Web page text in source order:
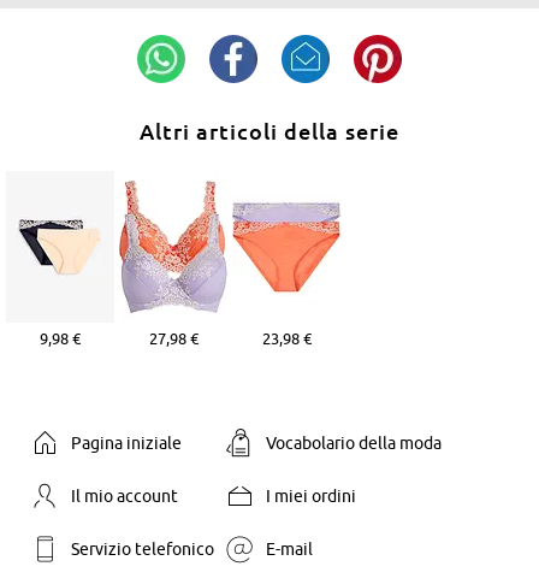
Altri articoli della serie
9,98 € 27,98 € 23,98 €
Pagina iniziale Vocabolario della moda
Il mio account I miei ordini
Servizio telefonico E-mail